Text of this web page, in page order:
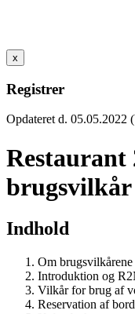
x
Registrer
Opdateret d. 05.05.2022
Restaurant
brugsvilkår
Indhold
Om
Introduktion og
Vilkår for brug af
Reservation af